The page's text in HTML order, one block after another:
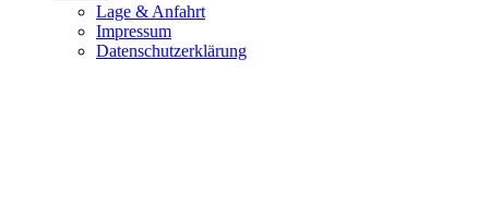
Lage & Anfahrt
Impressum
Datenschutzerklärung